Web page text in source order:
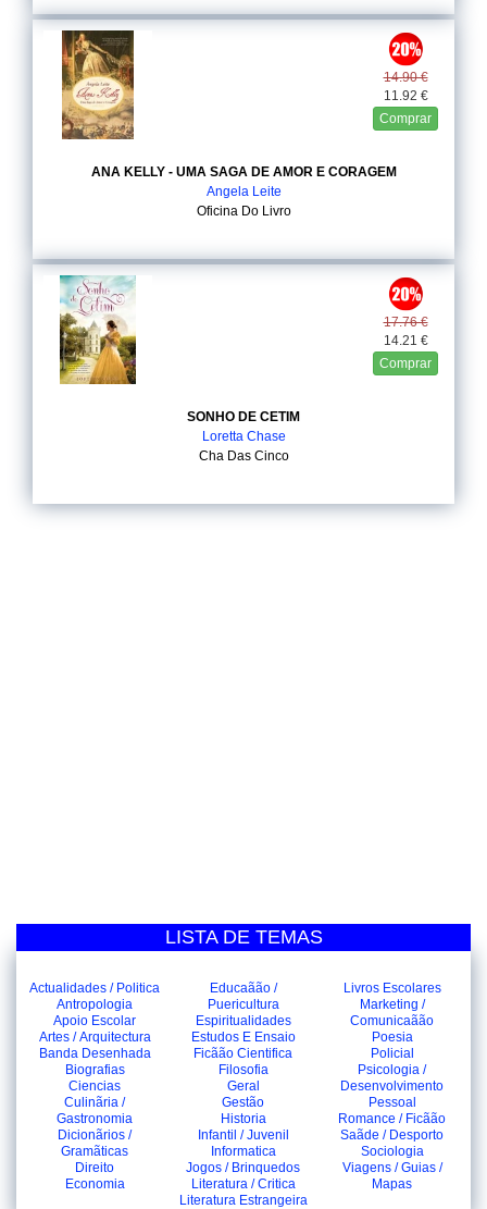
14.90 €
11.92 €
Comprar
ANA KELLY - UMA SAGA DE AMOR E CORAGEM
Angela Leite
Oficina Do Livro
17.76 €
14.21 €
Comprar
SONHO DE CETIM
Loretta Chase
Cha Das Cinco
LISTA DE TEMAS
Actualidades / Politica
Antropologia
Apoio Escolar
Artes / Arquitectura
Banda Desenhada
Biografias
Ciencias
Culinãria /
Gastronomia
Dicionãrios /
Gramãticas
Direito
Economia
Educaãão /
Puericultura
Espiritualidades
Estudos E Ensaio
Ficãão Cientifica
Filosofia
Geral
Gestão
Historia
Infantil / Juvenil
Informatica
Jogos / Brinquedos
Literatura / Critica
Literatura Estrangeira
Livros Escolares
Marketing /
Comunicaãão
Poesia
Policial
Psicologia /
Desenvolvimento
Pessoal
Romance / Ficãão
Saãde / Desporto
Sociologia
Viagens / Guias /
Mapas